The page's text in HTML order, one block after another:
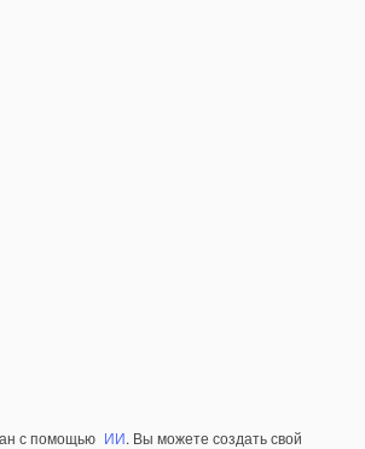
с помощью ИИ. Вы можете создать свой